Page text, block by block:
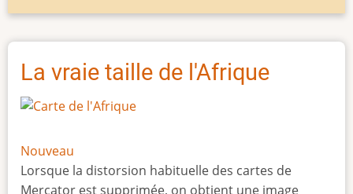
La vraie taille de l'Afrique
Nouveau
Lorsque la distorsion habituelle des cartes de
Mercator est supprimée, on obtient une image